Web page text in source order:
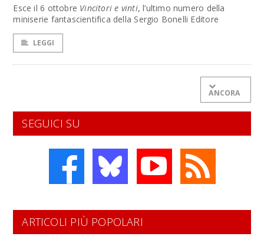
Esce il 6 ottobre Vincitori e vinti, l’ultimo numero della
miniserie fantascientifica della Sergio Bonelli Editore
LEGGI
ANCORA
SEGUICI SU
ARTICOLI PIÙ POPOLARI